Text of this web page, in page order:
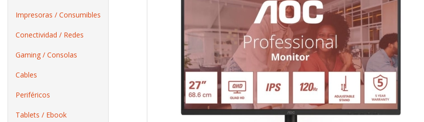
Impresoras / Consumibles
Conectividad / Redes
Gaming / Consolas
Cables
Periféricos
Tablets / Ebook